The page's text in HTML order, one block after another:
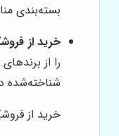
بسته‌بندی
خرید از
را از
شناخته‌شده
خرید از